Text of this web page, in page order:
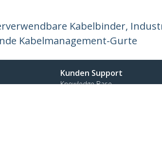
Kabelbinder,
Kabelmanagement-Gurte
Kunden Support
Knowledge Base